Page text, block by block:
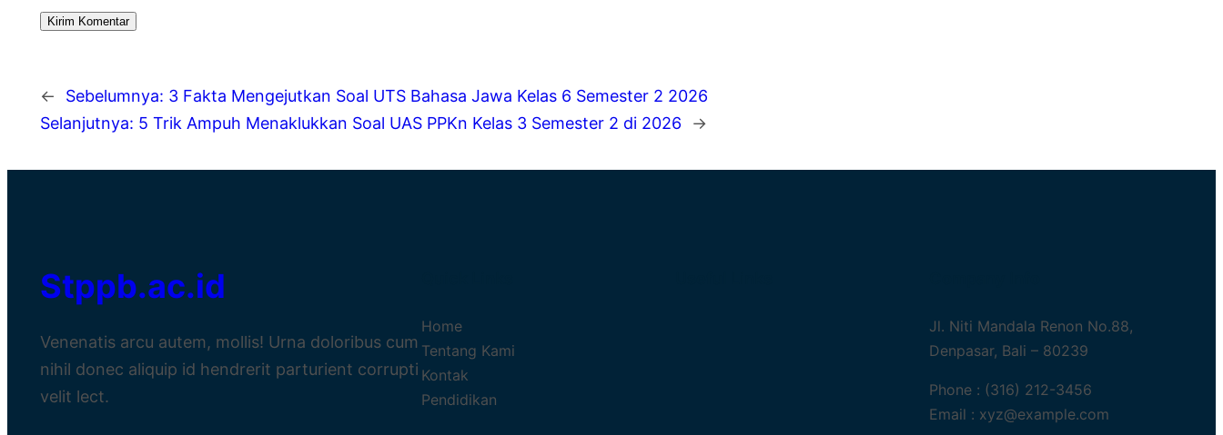
← Sebelumnya: 3 Fakta Mengejutkan Soal UTS Bahasa Jawa Kelas 6 Semester 2 2026
Selanjutnya: 5 Trik Ampuh Menaklukkan Soal UAS PPKn Kelas 3 Semester 2 di 2026 →
Stppb.ac.id
Venenatis arcu autem, mollis! Urna doloribus cum
nihil donec aliquip id hendrerit parturient corrupti
velit lect.
Home
Tentang Kami
Kontak
Pendidikan
Jl. Niti Mandala Renon No.88,
Denpasar, Bali – 80239
Phone : (316) 212-3456
Email : xyz@example.com